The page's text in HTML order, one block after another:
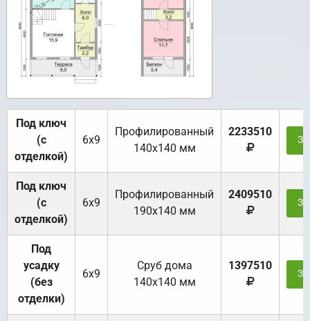
Под ключ
(с
отделкой)
6х9
Профилированный
140х140 мм
2233510
Под ключ
(с
отделкой)
6х9
Профилированный
190х140 мм
2409510
Под
усадку
(без
отделки)
6х9
Cруб дома
140х140 мм
1397510